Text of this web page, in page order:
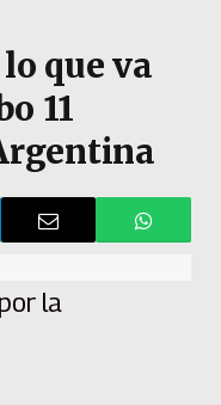
que va
11
la